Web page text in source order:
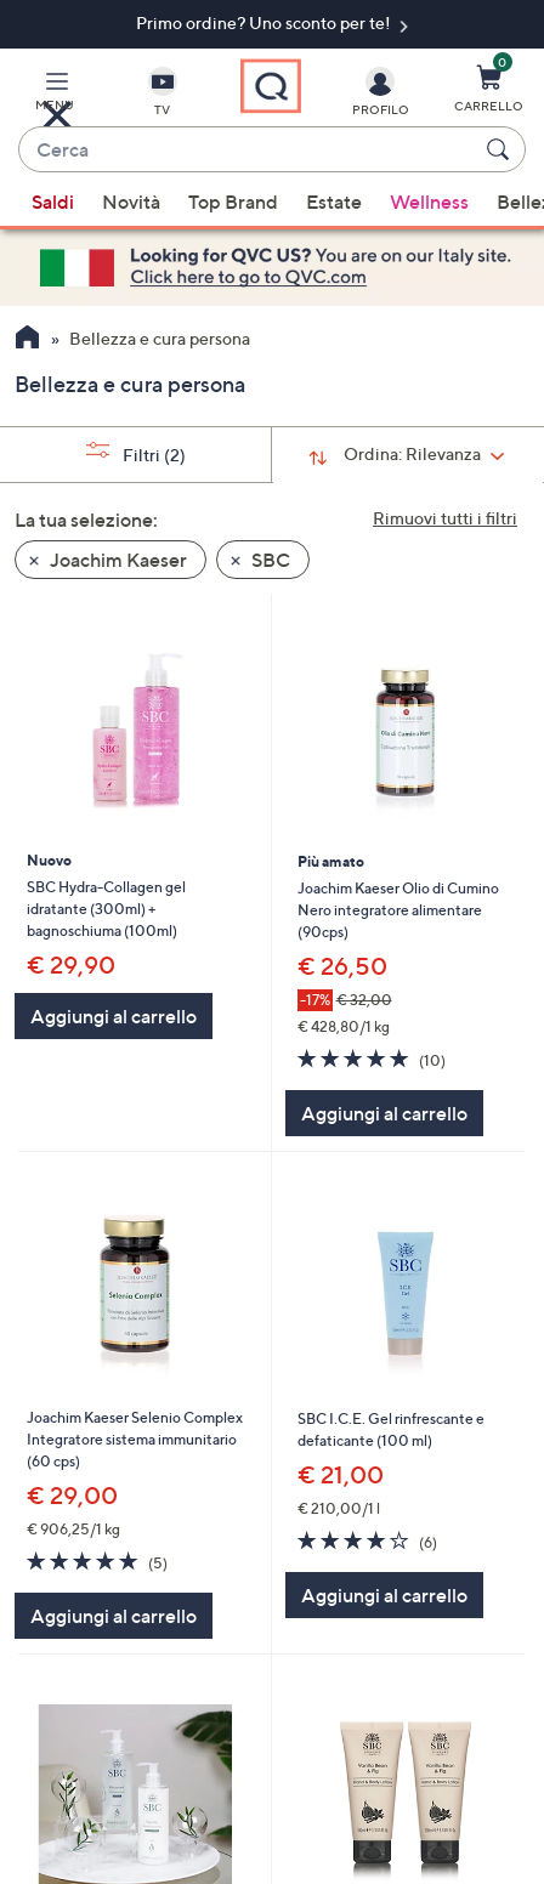
principale
Primo ordine? Uno sconto per te!​
MENU TV
Cerca
sono
disponibili
suggerimenti,
usa
i
freccia
su
giù
oppure
scorri
a
dispositivi
PROFILO
0
CARRELLO
Saldi Novità Top Brand Estate Wellness
Bellezza e cura persona
Bellezza e cura persona
Ordina: Rilevanza
Filtri (2)
Rimuovi tutti i filtri
La tua selezione:
Joachim Kaeser
SBC
Nuovo
SBC Hydra-Collagen gel
idratante (300ml) +
bagnoschiuma (100ml)
€ 29,90
Aggiungi al carrello
Più amato
Joachim Kaeser Olio di Cumino
Nero integratore alimentare
(90cps)
€ 26,50
-17% € 32,00
€ 428,80/1 kg
4.9
of
Stars
(10)10
Aggiungi al carrello
Joachim Kaeser Selenio Complex
Integratore sistema immunitario
(60 cps)
€ 29,00
€ 906,25/1 kg
4.8
of
Stars
(5)5
Aggiungi al carrello
SBC I.C.E. Gel rinfrescante e
defaticante (100 ml)
€ 21,00
€ 210,00/1 l
3.8
of
Stars
(6)6
Aggiungi al carrello